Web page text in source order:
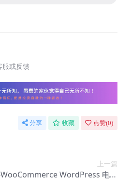
服或反馈
分享 收藏 点赞(0)
上一篇
WordPress 电子